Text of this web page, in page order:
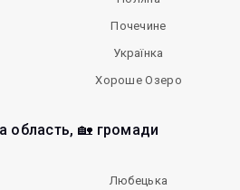
Почечине
Українка
Хороше Озеро
область, 🏡 громади
Любецька